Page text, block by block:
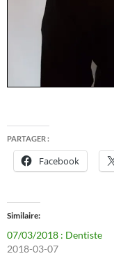
PARTAGER :
Facebook
Similaire
07/03/2018 : Dentiste
2018-03-07